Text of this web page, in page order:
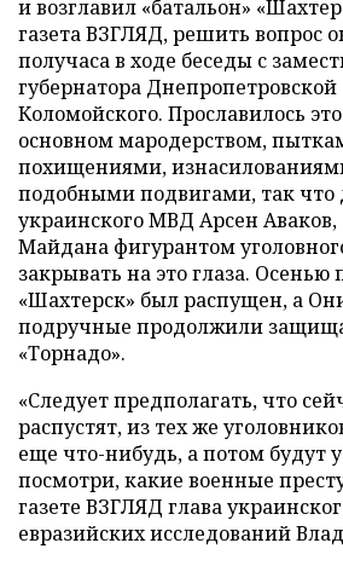
и возглавил «батальон»
газета ВЗГЛЯД, решить вопрос
получаса в ходе беседы с
губернатора Днепропетровской
Коломойского. Прославилось
основном мародерством,
похищениями,
подобными подвигами, так что
украинского МВД Арсен
Майдана фигурантом
закрывать на это глаза. Осенью
«Шахтерск» был распущен, а
подручные продолжили
«Торнадо».
«Следует предполагать, что
распустят, из тех же
еще что-нибудь, а потом будут
посмотри, какие военные
газете ВЗГЛЯД глава
евразийских исследований